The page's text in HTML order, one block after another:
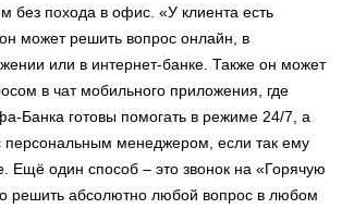
без похода в офис. «У клиента есть
может решить вопрос онлайн, в
или в интернет-банке. Также он может
в чат мобильного приложения, где
Банка готовы помогать в режиме 24/7, а
персональным менеджером, если так ему
Ещё один способ – это звонок на «Горячую
решить абсолютно любой вопрос в любом